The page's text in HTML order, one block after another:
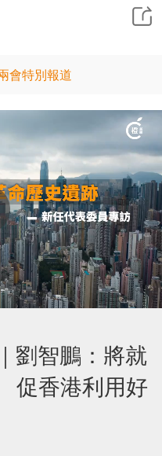
會特別報道
劉智鵬：將就
促香港利用好